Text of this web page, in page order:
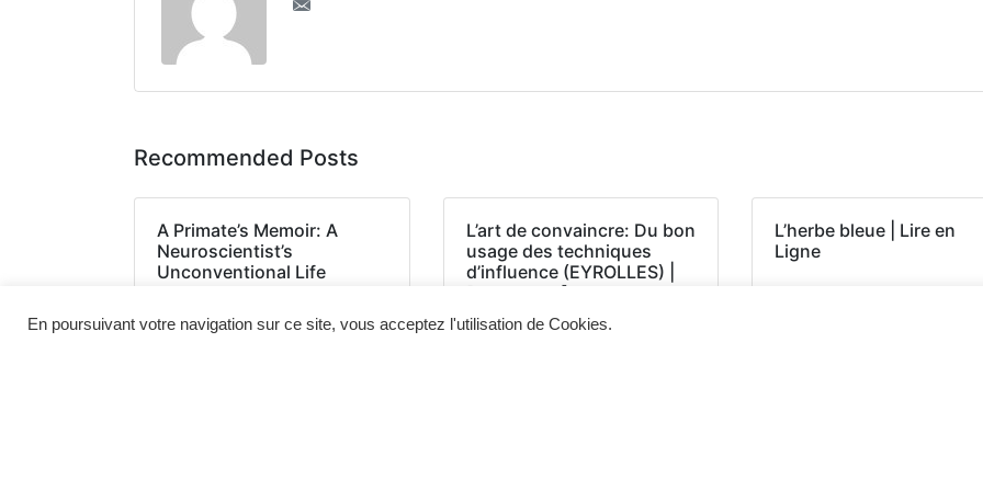
Recommended Posts
A Primate’s Memoir: A
Neuroscientist’s
Unconventional Life
(EPUB, PDF, E-Book)
L’art de convaincre: Du bon
usage des techniques
d’influence (EYROLLES) |
[PDF, EPUB]
L’herbe bleue | Lire en
Ligne
En poursuivant votre navigation sur ce site, vous acceptez l'utilisation de Cookies.